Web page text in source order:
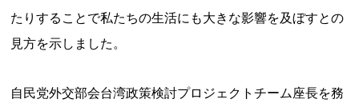
たりすることで私たちの生活にも大きな影響を及ぼすとの
見方を示しました。
自民党外交部会台湾政策検討プロジェクトチーム座長を務